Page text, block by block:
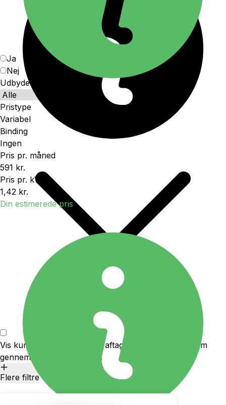
Ja
Nej
Udbydere
Vis kun udbydere som kan aftage produktion af strøm
gennem solceller eller lign.
Flere filtre
Pristype
Variabel
Binding
Ingen
Pris pr. måned
591 kr.
Pris pr. kWh
1,42 kr.
Din estimerede pris